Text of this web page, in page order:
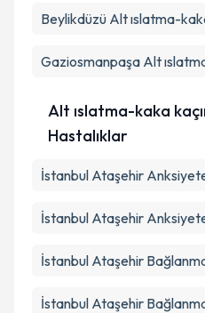
Beylikdüzü Alt ıslatma-
Gaziosmanpaşa Alt
Alt ıslatma-kaka
Hastalıklar
İstanbul Ataşehir
İstanbul Ataşehir
İstanbul Ataşehir
İstanbul Ataşehir